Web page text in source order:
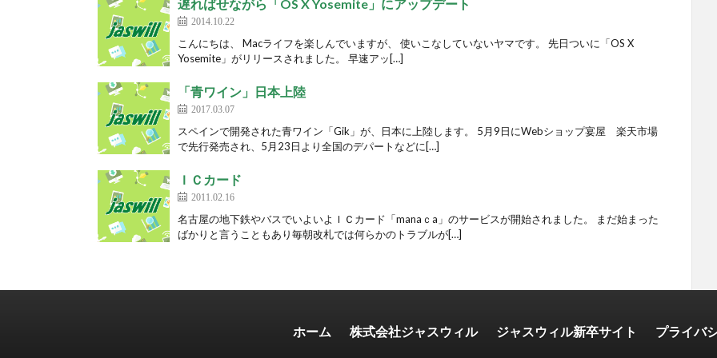
遅ればせながら「OS X Yosemite」にアップデート
2014.10.22
こんにちは、 Macライフを楽しんでいますが、 使いこなしていないヤマです。 先日ついに「OS X
Yosemite」がリリースされました。 早速アッ[…]
「青ワイン」日本上陸
2017.03.07
スペインで開発された青ワイン「Gik」が、日本に上陸します。 5月9日にWebショップ宴屋 楽天市場
で先行発売され、5月23日より全国のデパートなどに[…]
ＩＣカード
2011.02.16
名古屋の地下鉄やバスでいよいよＩＣカード「manaｃa」のサービスが開始されました。 まだ始まった
ばかりと言うこともあり毎朝改札では何らかのトラブルが[…]
ホーム 株式会社ジャスウィル ジャスウィル新卒サイト プライバ